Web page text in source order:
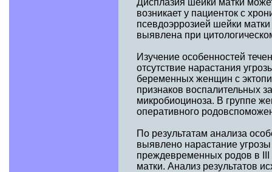
Дисплазия шейки матки
возникает у пациенток с
псевдоэррозией шейки
выявлена при
Изучение особенностей
отсутствие нарастания
беременных женщин с
признаков воспалительных
микробиоциноза. В группе
оперативного
По результатам анализа
выявлено нарастание
преждевременных родов в
матки. Анализ результатов